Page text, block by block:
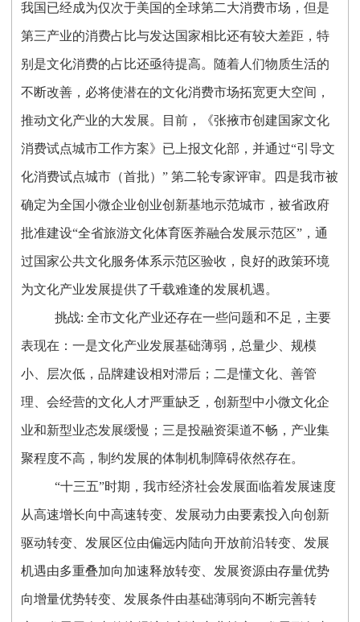
我国已经成为仅次于美国的全球第二大消费市场，但是
第三产业的消费占比与发达国家相比还有较大差距，特
别是文化消费的占比还亟待提高。随着人们物质生活的
不断改善，必将使潜在的文化消费市场拓宽更大空间，
推动文化产业的大发展。目前，《张掖市创建国家文化
消费试点城市工作方案》已上报文化部，并通过“引导文
化消费试点城市（首批）” 第二轮专家评审。四是我市被
确定为全国小微企业创业创新基地示范城市，被省政府
批准建设“全省旅游文化体育医养融合发展示范区”，通
过国家公共文化服务体系示范区验收，良好的政策环境
为文化产业发展提供了千载难逢的发展机遇。
挑战: 全市文化产业还存在一些问题和不足，主要
表现在：一是文化产业发展基础薄弱，总量少、规模
小、层次低，品牌建设相对滞后；二是懂文化、善管
理、会经营的文化人才严重缺乏，创新型中小微文化企
业和新型业态发展缓慢；三是投融资渠道不畅，产业集
聚程度不高，制约发展的体制机制障碍依然存在。
“十三五”时期，我市经济社会发展面临着发展速度
从高速增长向中高速转变、发展动力由要素投入向创新
驱动转变、发展区位由偏远内陆向开放前沿转变、发展
机遇由多重叠加向加速释放转变、发展资源由存量优势
向增量优势转变、发展条件由基础薄弱向不断完善转